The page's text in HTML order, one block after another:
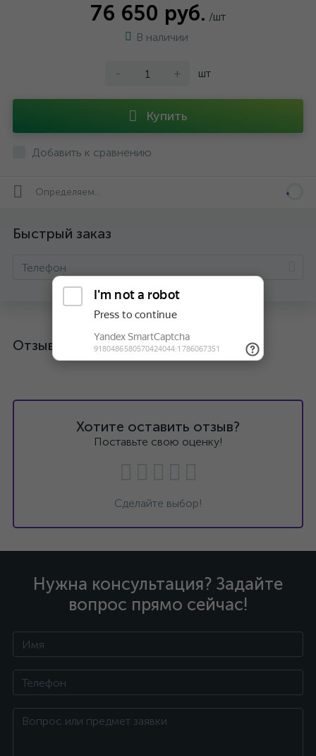
76 650 руб. /шт
В наличии
- + шт
Купить
Добавить к сравнению
Определяем...
Быстрый заказ
Отзывы
Хотите оставить отзыв?
Поставьте свою оценку!
Сделайте выбор!
Нужна консультация? Задайте
вопрос прямо сейчас!